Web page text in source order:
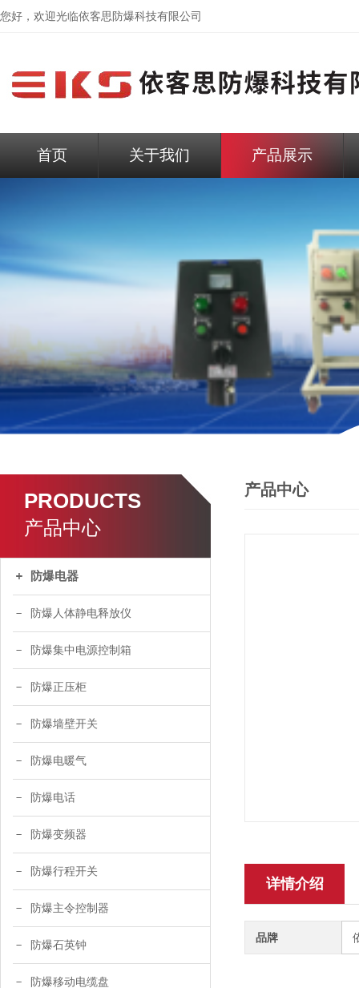
您好，欢迎光临依客思防爆科技有限公司
首页 关于我们 产品展示
PRODUCTS
产品中心
防爆电器
防爆人体静电释放仪
防爆集中电源控制箱
防爆正压柜
防爆墙壁开关
防爆电暖气
防爆电话
防爆变频器
防爆行程开关
防爆主令控制器
防爆石英钟
防爆移动电缆盘
产品中心
详情介绍
品牌